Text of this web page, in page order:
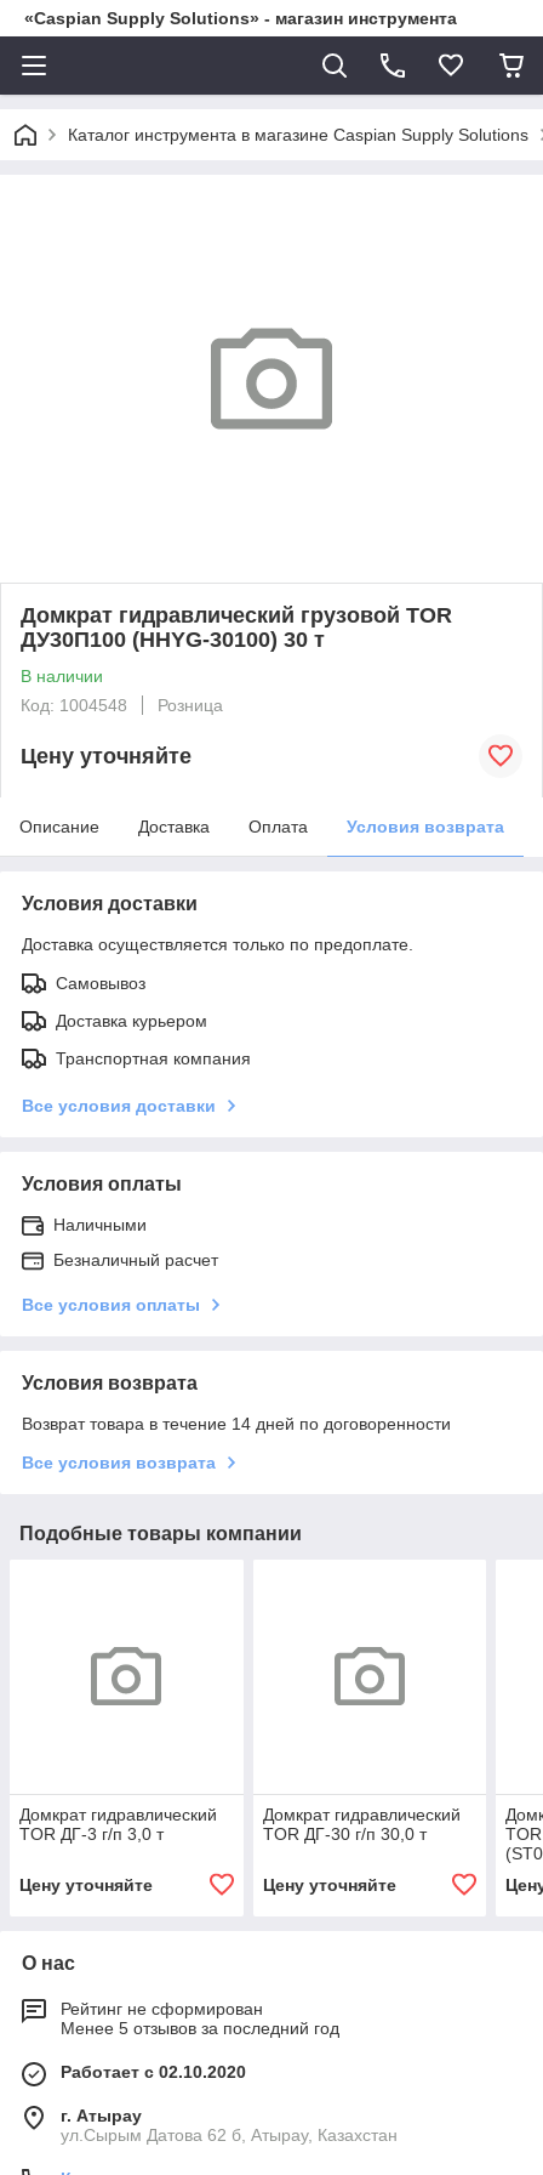
«Caspian Supply Solutions» - магазин инструмента
Каталог инструмента в магазине Caspian Supply Solutions
Домкрат гидравлический грузовой TOR
ДУ30П100 (HHYG-30100) 30 т
В наличии
Код: 1004548
Розница
Цену уточняйте
Описание Доставка Оплата Условия возврата
Условия доставки
Доставка осуществляется только по предоплате.
Самовывоз
Доставка курьером
Транспортная компания
Все условия доставки
Условия оплаты
Наличными
Безналичный расчет
Все условия оплаты
Условия возврата
Возврат товара в течение 14 дней по договоренности
Все условия возврата
Подобные товары компании
Домкрат гидравлический
TOR ДГ-3 г/п 3,0 т
Цену уточняйте
Домкрат гидравлический
TOR ДГ-30 г/п 30,0 т
Цену уточняйте
О нас
Рейтинг не сформирован
Менее 5 отзывов за последний год
Работает с 02.10.2020
г. Атырау
ул.Сырым Датова 62 б, Атырау, Казахстан